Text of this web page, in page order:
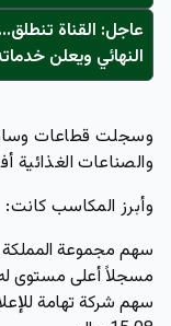
عاجل: القناة
النهائي ويعلن خدماته لـ3 محافظات -
وسجلت قطاعات وسائل
والصناعات الغذائية
وأبرز المكاسب كانت:
مسجلاً أعلى مستوى